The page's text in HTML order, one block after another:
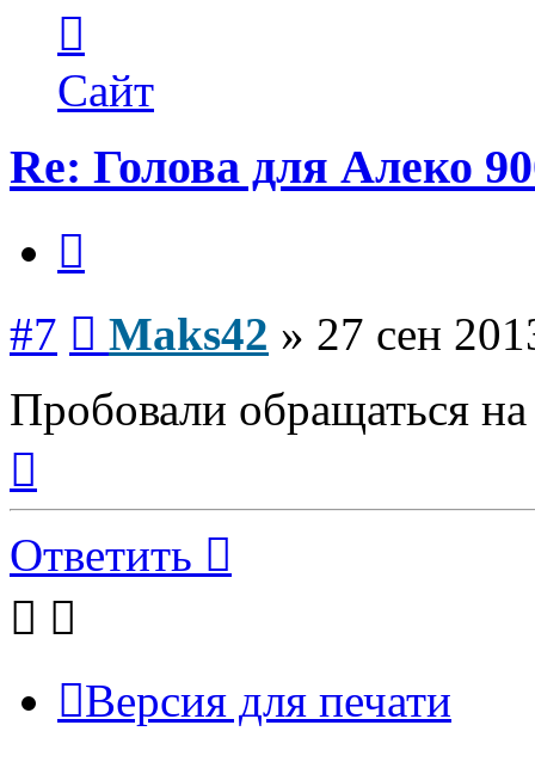
пользователя
Maks42
Сайт
Re: Голова для Алеко
#7 Maks42 » 27 сен
Пробовали обращаться
началу
Ответить
Версия для печати